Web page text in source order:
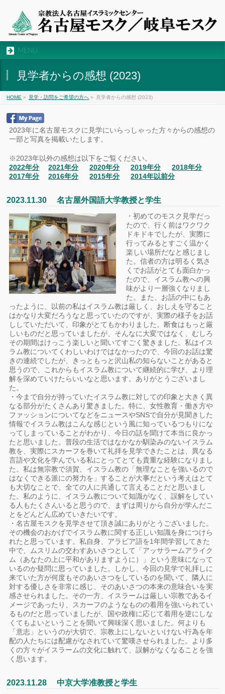
MENU
見学者からの感想 (2023)
HOME » 見学・訪問をご希望の方へ » 見学者からの感想 (2023)
2023年に名古屋モスクに見学にいらっしゃった方々からの感想の
一部と写真を掲載いたします。
※2023年以外の感想は以下をご覧ください。
2022年分
2021年分 2020年分 2019年分
2018年分
2017年分
2016年分 2015年分 2014年以前分
2023.11.30 名古屋外国語大学教授と学生
・初めてのモスク見学だっ
たので、行く前はワクワク
ドキドキでしたが、実際に
行ってみるとすごく温かく
楽しい場所だなと感じまし
た。信者の方は明るく気さ
くでお話がとても面白かっ
たので、イスラム教への興
味がより一層強くなりまし
た。また、お話の中にもあ
ったように、以前の私はイスラム教は厳しく、おしえを守ること
はかなり大変だろうなと思っていたのですが、実際の様子をお話
ししていただいて、印象がとてもかわりました。断食はもっと厳
しいものだと思っていましたが、そんなに大変ではなく、むしろ
その期間はけっこう楽しいと聞いてすごく驚きました。私はイス
ラム教についてくわしいわけではなかったので、今回のお話は驚
きの連続でしたが、きっともっと沢山私の知らないことがあると
思うので、これからもイスラム教について継続的に学び、より理
解を深めていけたらいいなと思います。ありがとうございまし
た。
・今まで自分が持っていたイスラム教に対しての印象と大きく異
なる部分がたくさんあり驚きました。特に、女性教育・働き方や
ファッションについてなどをニュースやSNSで自分が見聞きした
情報でイスラム教はこんな感じという風に知っているつもりにな
ってしまっていることがわかり、今日の話を聞けて本当に良かっ
たと思いました。普段の生活ではなかなか馴染みのないイスラム
教を、実際にスカーフを巻いて礼拝を見学できたことは、異なる
言語や文化を学んでいる私にとってとても貴重な経験になりまし
た。私は無宗教で須賀、イスラム教の「無理なことを強いるので
はなくできる派にの努力を」することが大事だという考えはとて
も大切なことで、全ての人に共通して言えることだと思いまし
た。私のように、イスラム教について知識がなく、誤解をしてい
る人もたくさんいると思うので、まずは周りから自分が学んだこ
とをどんどん広めていきたいです。
・名古屋モスクを見学させて頂き誠にありがとうございました。
その機会のおかげでイスラム教に関する正しい知識を身につけら
れたと思っています。私自身、アラビア語を1年間学習してきた
中で、ムスリムの交わすあいさつとして「アッサラームアライク
ム（あなたの上に平和がありますように）」という意味になって
いるのか疑問に思っていました。しかし、今回の見学で礼拝しに
来ていた方が何度もそのあいさつをしているのを聞いて、隣人に
対する優しさを非常に感じ、そのあいさつの本来の意味合いを実
感させられました。その一方、イスラームは厳しい宗教であるイ
メージであったり、スカーフのようなものの着用を強いられてい
るものだと思っていましたが、国や政権に応じて着用を逆にしな
くてもよいということを聞いて興味深く思いました。何よりも
「意志」というのが大切で、宗教上にしないといけない行為を年
配の人たちには配慮がなされていて驚嘆させられました。より多
くの方々がイスラームの文化に触れて、誤解がなくなることを強
く思います。
2023.11.28 中京大学准教授と学生